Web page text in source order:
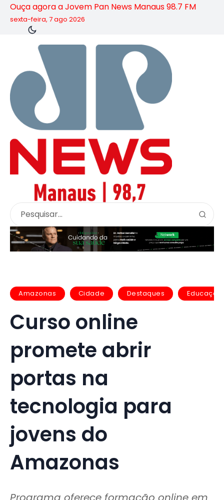
Ouça agora a Jovem Pan News Manaus 98.7 FM
sexta-feira, 7 ago 2026
Amazonas Cidade Destaques Educação
Curso online
promete abrir
portas na
tecnologia para
jovens do
Amazonas